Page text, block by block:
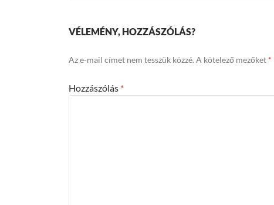
VÉLEMÉNY, HOZZÁSZÓLÁS?
Az e-mail címet nem tesszük közzé. A kötelező mezőket *
Hozzászólás *